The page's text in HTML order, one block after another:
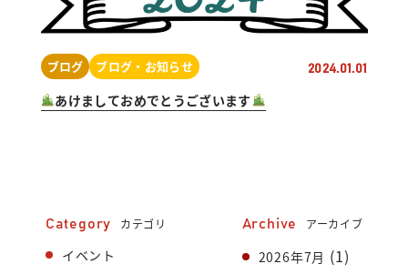
Category カテゴリ
イベント
Archive アーカイブ
2026年7月 (1)
ブログ ブログ・お知らせ 2024.01.01
あけましておめでとうございます